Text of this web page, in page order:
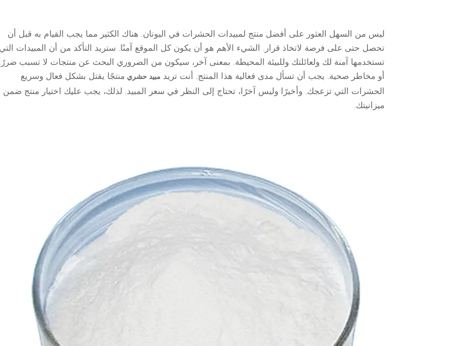
ليس من السهل العثور على أفضل منتج لمبيدات الحشرات في اليونان. هناك الكثير مما يجب القيام به قبل أن
تحصل حتى على فرصة لاتخاذ قرار. الشيء الأهم هو أن يكون كل الموقع آمنًا. ستريد التأكد من أن المبيدات
تستخدمها آمنة لك ولعائلتك وللبيئة المحيطة. بمعنى آخر، سيكون من الضروري البحث عن منتجات لا تسبب
أو مخاطر صحية. يجب أن تسأل مدى فعالية هذا المنتج. أنت تريد مبيد حشري منتجًا يقتل بشكل فعال وسريع
الحشرات التي تزعجك. وأخيرًا وليس آخرًا، تحتاج إلى النظر في سعر المبيد. لذلك، يجب عليك اختيار منتج ضمن
ميزانيتك.